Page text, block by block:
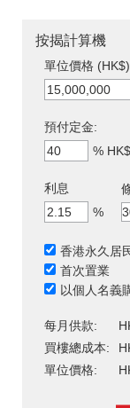
按揭計算機
單位價格 (HK$)
預付定金:
%
利息
%
香港永久居
首次置業
以個人名義
每月供款:
買樓總成本:
單位價格: